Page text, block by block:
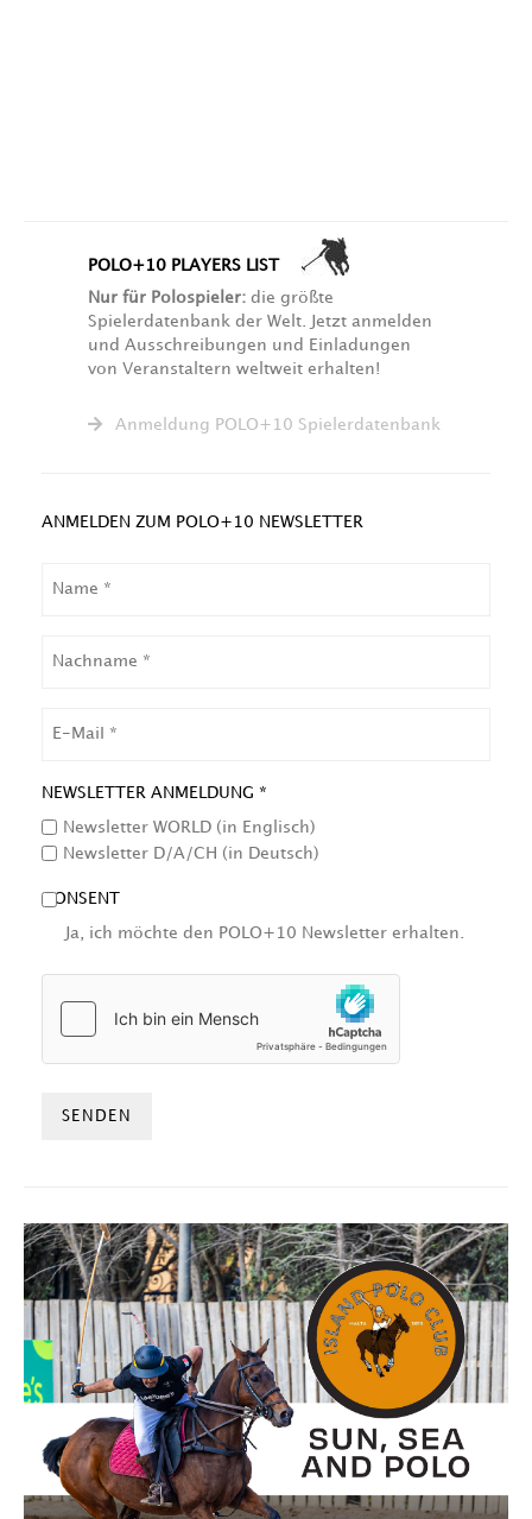
POLO+10 PLAYERS LIST
Nur für Polospieler: die größte
Spielerdatenbank der Welt. Jetzt anmelden
und Ausschreibungen und Einladungen
von Veranstaltern weltweit erhalten!
Anmeldung POLO+10 Spielerdatenbank
ANMELDEN ZUM POLO+10 NEWSLETTER
NEWSLETTER ANMELDUNG *
Newsletter WORLD (in Englisch)
Newsletter D/A/CH (in Deutsch)
CONSENT
Ja, ich möchte den POLO+10 Newsletter erhalten.